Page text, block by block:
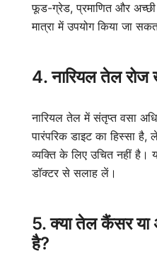
फूड-ग्रेड, प्रमाणित और अच्छी
मात्रा में उपयोग किया जा
4. नारियल तेल रोज
नारियल तेल में संतृप्त वसा
पारंपरिक डाइट का हिस्सा
व्यक्ति के लिए उचित नहीं है।
डॉक्टर से सलाह लें।
5. क्या तेल कैंसर या
है?